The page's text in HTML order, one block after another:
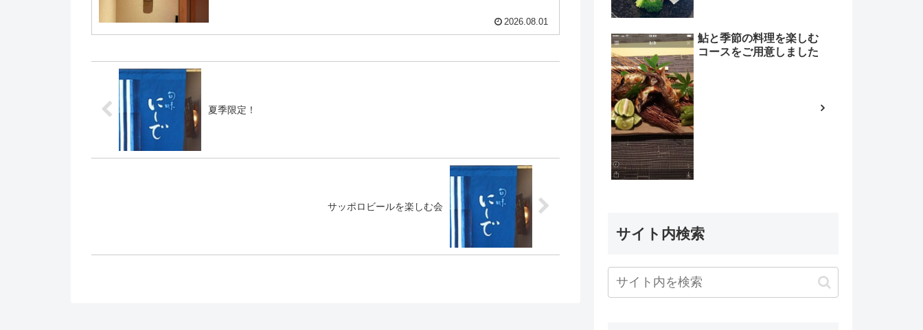
2026.08.01
夏季限定！
サッポロビールを楽しむ会
鮎と季節の料理を楽しむ
コースをご用意しました
サイト内検索